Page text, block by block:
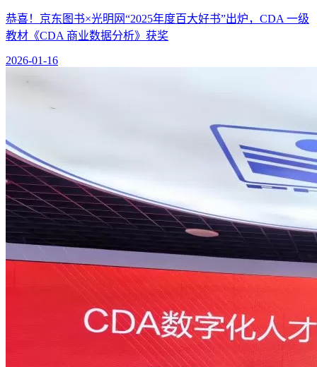
恭喜！京东图书×光明网“2025年度百大好书”出炉，CDA 一级
教材《CDA 商业数据分析》获奖
2026-01-16